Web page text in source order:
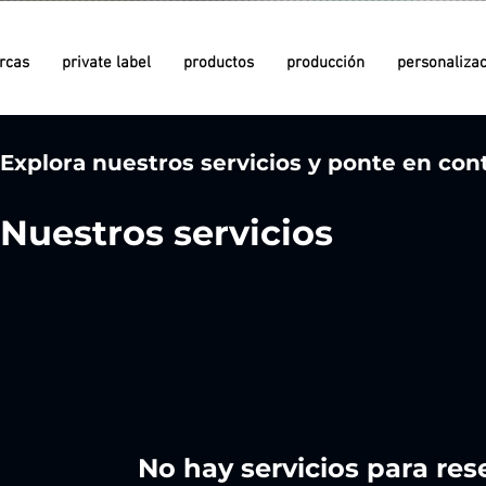
since 1981
since 1981
since 1958
since 1958
private label productos producción
Explora nuestros servicios y ponte en
Nuestros servicios
No hay servicios para